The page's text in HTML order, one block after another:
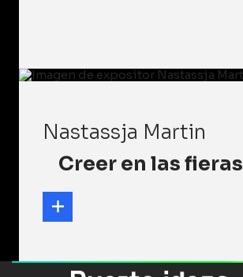
Nastassja Martin
Creer en las fieras